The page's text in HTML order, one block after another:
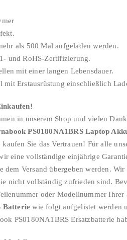
als 500 Mal aufgeladen werden.
und RoHS-Zertifizierung.
mit einer langen Lebensdauer.
mit Erstausrüstung einschließlich
in unserem Shop und vielen
PS0180NA1BRS Laptop
Sie das Vertrauen! Für alle
eine vollständige einjährige
dem Versand übergeben werden.
nicht vollständig zufrieden sind.
oder Modellnummer
Batterie wie folgt aufgelistet werden
PS0180NA1BRS Ersatzbatterie